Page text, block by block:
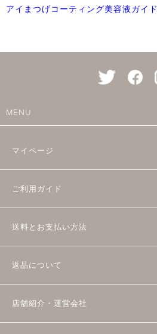
アイまつげコーティング美容液ガイド
MENU
マイページ
ご利用ガイド
送料とお支払い方法
返品について
店舗紹介・運営会社